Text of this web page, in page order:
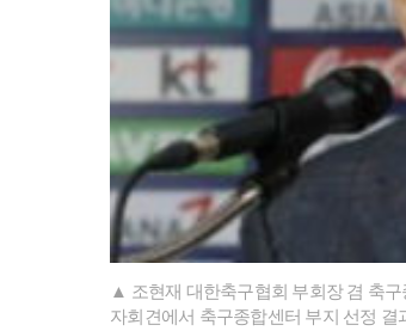
▲ 조현재 대한축구협회 부회장 겸 축
자회견에서 축구종합센터 부지 선정